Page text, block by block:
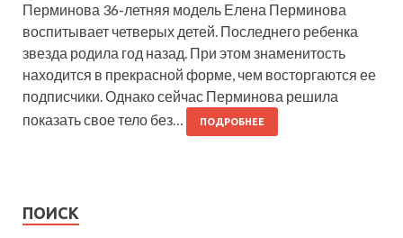
Перминова 36-летняя модель Елена Перминова
воспитывает четверых детей. Последнего ребенка
звезда родила год назад. При этом знаменитость
находится в прекрасной форме, чем восторгаются ее
подписчики. Однако сейчас Перминова решила
показать свое тело без…
ПОДРОБНЕЕ
ПОИСК